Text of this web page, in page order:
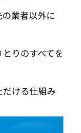
業者以外に
りのすべてを
ける仕組み